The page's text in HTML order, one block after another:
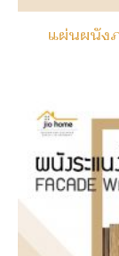
แผ่นผนัง